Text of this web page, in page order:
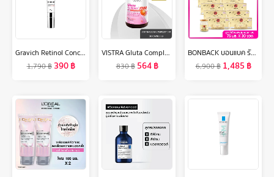
Gravich Retinol Concentrate Eye Cream 15 g
1,790฿ 390฿
VISTRA Gluta Complex 1000 Plus Red Orange Extract 30 Capsules - วิสทร้า กลูต้า คอมเพล็กซ์ 1000 พลัส เรด ออเร้นจ์ (30 เม็ด)
830฿ 564฿
BONBACK บอนแบค รังนกแท้ 100% สูตรไซลิทอลผสมคอลลาเจน 75มล. เซต 10 กล่อง (3ขวด/กล่อง) รวม 30 ขวด
6,900฿ 1,485 ฿